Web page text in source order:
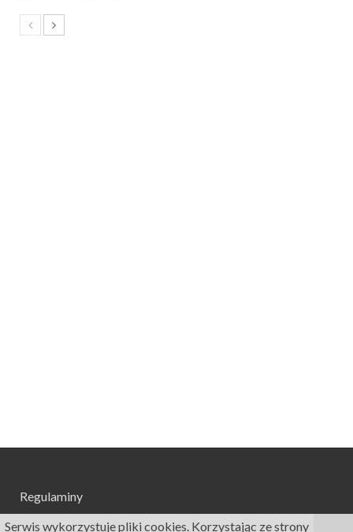
Regulaminy
Serwis wykorzystuje pliki cookies. Korzystając ze strony